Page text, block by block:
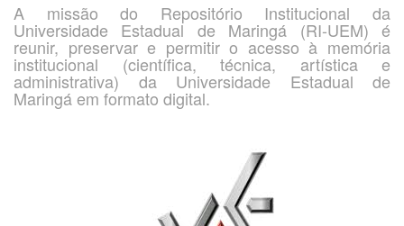
A missão do Repositório Institucional da
Universidade Estadual de Maringá (RI-UEM) é
reunir, preservar e permitir o acesso à memória
institucional (científica, técnica, artística e
administrativa) da Universidade Estadual de
Maringá em formato digital.